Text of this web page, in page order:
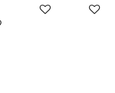
In winkelwagen
In